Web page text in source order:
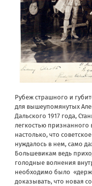
Рубеж страшного и
для вышеупомянутых
Дальского 1917 года,
легкостью признанного
настолько, что
нуждалось в нем, само
Большевикам ведь
голодные волнения
необходимо было
доказывать, что новая